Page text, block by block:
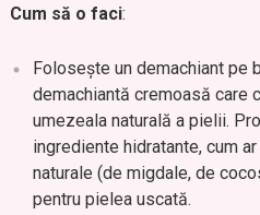
Cum să o faci:
Folosește un demachiant pe
demachiantă cremoasă care
umezeala naturală a pielii.
ingrediente hidratante, cum
naturale (de migdale, de
pentru pielea uscată.